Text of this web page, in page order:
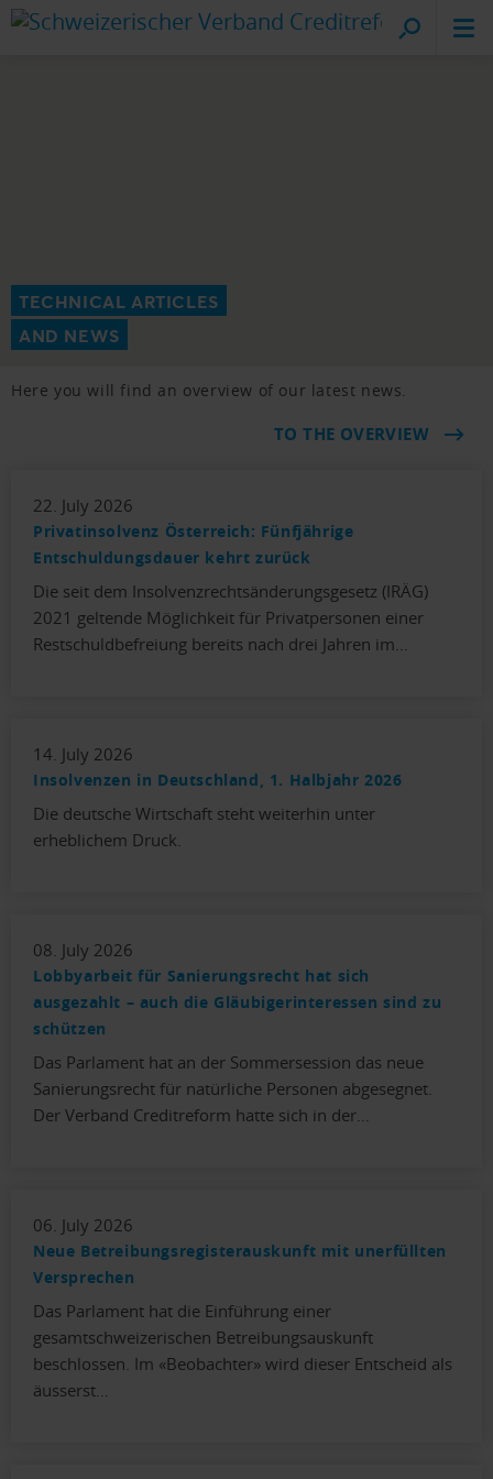
TECHNICAL ARTICLES
AND NEWS
Here you will find an overview of our latest news.
TO THE OVERVIEW
22. July 2026
Privatinsolvenz Österreich: Fünfjährige
Entschuldungsdauer kehrt zurück
Die seit dem Insolvenzrechtsänderungsgesetz (IRÄG)
2021 geltende Möglichkeit für Privatpersonen einer
Restschuldbefreiung bereits nach drei Jahren im…
14. July 2026
Insolvenzen in Deutschland, 1. Halbjahr 2026
Die deutsche Wirtschaft steht weiterhin unter
erheblichem Druck.
08. July 2026
Lobbyarbeit für Sanierungsrecht hat sich
ausgezahlt – auch die Gläubigerinteressen sind zu
schützen
Das Parlament hat an der Sommersession das neue
Sanierungsrecht für natürliche Personen abgesegnet.
Der Verband Creditreform hatte sich in der…
06. July 2026
Neue Betreibungsregisterauskunft mit unerfüllten
Versprechen
Das Parlament hat die Einführung einer
gesamtschweizerischen Betreibungsauskunft
beschlossen. Im «Beobachter» wird dieser Entscheid als
äusserst…